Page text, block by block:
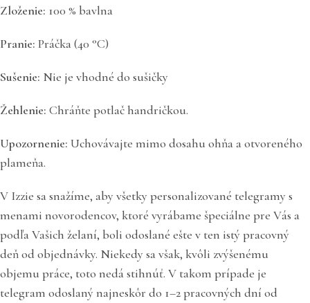
Zloženie: 100 % bavlna
Pranie: Práčka (40 °C)
Sušenie: Nie je vhodné do sušičky
Žehlenie: Chráňte potlač handričkou.
Upozornenie: Uchovávajte mimo dosahu ohňa a otvoreného
plameňa.
V Izzie sa snažíme, aby všetky personalizované telegramy s
menami novorodencov, ktoré vyrábame špeciálne pre Vás a
podľa Vašich želaní, boli odoslané ešte v ten istý pracovný
deň od objednávky. Niekedy sa však, kvôli zvýšenému
objemu práce, toto nedá stihnúť. V takom prípade je
telegram odoslaný najneskôr do 1–2 pracovných dní od